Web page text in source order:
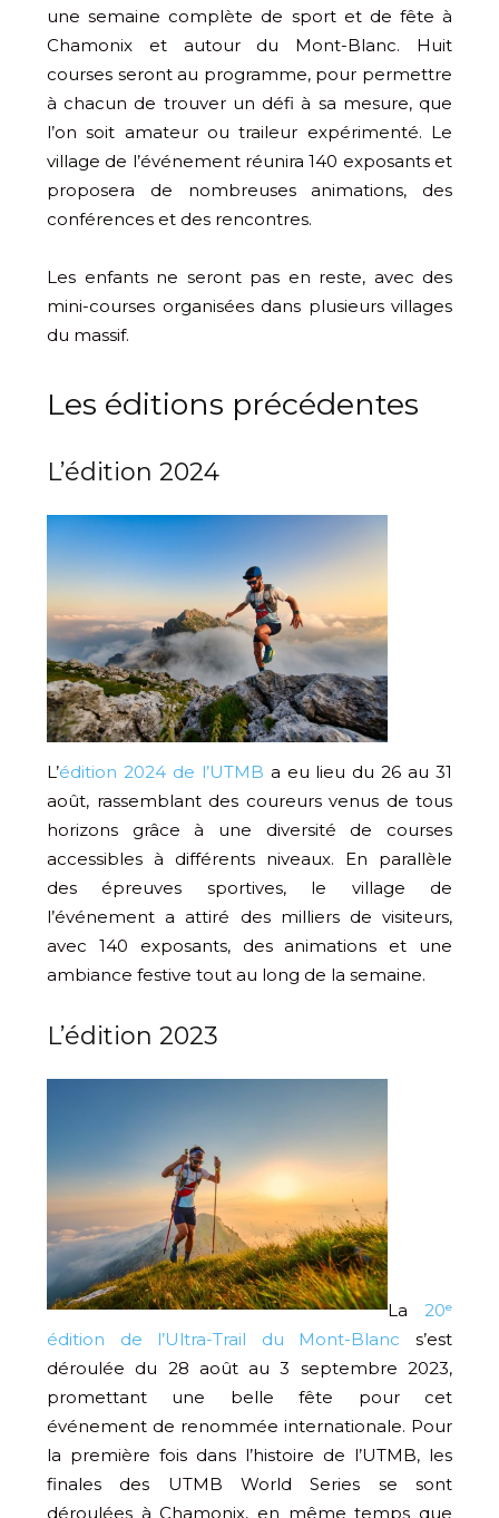
une semaine complète de sport et de fête à
Chamonix et autour du Mont-Blanc. Huit
courses seront au programme, pour permettre
à chacun de trouver un défi à sa mesure, que
l’on soit amateur ou traileur expérimenté. Le
village de l’événement réunira 140 exposants et
proposera de nombreuses animations, des
conférences et des rencontres.
Les enfants ne seront pas en reste, avec des
mini-courses organisées dans plusieurs villages
du massif.
Les éditions précédentes
L’édition 2024
L’édition 2024 de l’UTMB a eu lieu du 26 au 31
août, rassemblant des coureurs venus de tous
horizons grâce à une diversité de courses
accessibles à différents niveaux. En parallèle
des épreuves sportives, le village de
l’événement a attiré des milliers de visiteurs,
avec 140 exposants, des animations et une
ambiance festive tout au long de la semaine.
L’édition 2023
La 20ᵉ
édition de l’Ultra-Trail du Mont-Blanc s’est
déroulée du 28 août au 3 septembre 2023,
promettant une belle fête pour cet
événement de renommée internationale. Pour
la première fois dans l’histoire de l’UTMB, les
finales des UTMB World Series se sont
déroulées à Chamonix, en même temps que